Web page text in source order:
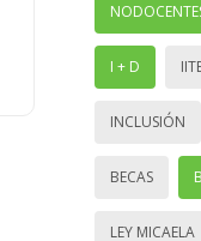
I + D
INCLUSIÓN
BECAS
LEY MICAELA